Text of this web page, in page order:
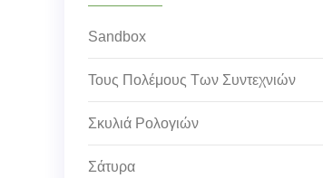
Sandbox
Τους Πολέμους Των Συντεχνιών
Σκυλιά Ρολογιών
Σάτυρα